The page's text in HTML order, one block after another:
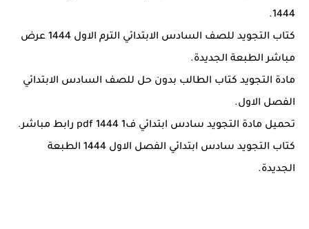
1444.
كتاب التجويد للصف السادس الابتدائي الترم الاول 1444 عرض
مباشر الطبعة الجديدة.
مادة التجويد كتاب الطالب بدون حل للصف السادس الابتدائي
الفصل الاول.
تحميل مادة التجويد سادس ابتدائي ف1 1444 pdf رابط مباشر.
كتاب التجويد سادس ابتدائي الفصل الاول 1444 الطبعة
الجديدة.